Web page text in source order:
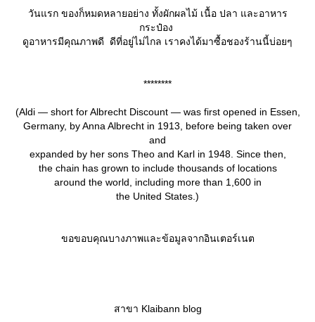
วันแรก ของก็หมดหลายอย่าง ทั้งผักผลไม้ เนื้อ ปลา และอาหาร
กระป๋อง
ดูอาหารมีคุณภาพดี ดีที่อยู่ไม่ไกล เราคงได้มาซื้อชองร้านนี้บ่อยๆ
********
(Aldi — short for Albrecht Discount — was first opened in Essen,
Germany, by Anna Albrecht in 1913, before being taken over
and
expanded by her sons Theo and Karl in 1948. Since then,
the chain has grown to include thousands of locations
around the world, including more than 1,600 in
the United States.)
ขอขอบคุณบางภาพและข้อมูลจากอินเตอร์เนต
สาขา Klaibann blog